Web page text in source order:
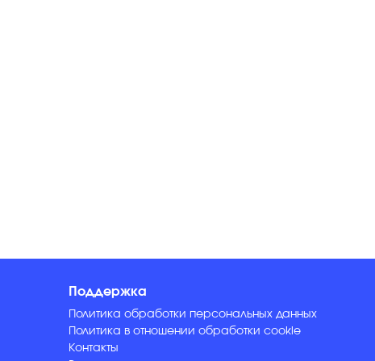
Поддержка
Политика обработки персональных данных
Политика в отношении обработки cookie
Контакты